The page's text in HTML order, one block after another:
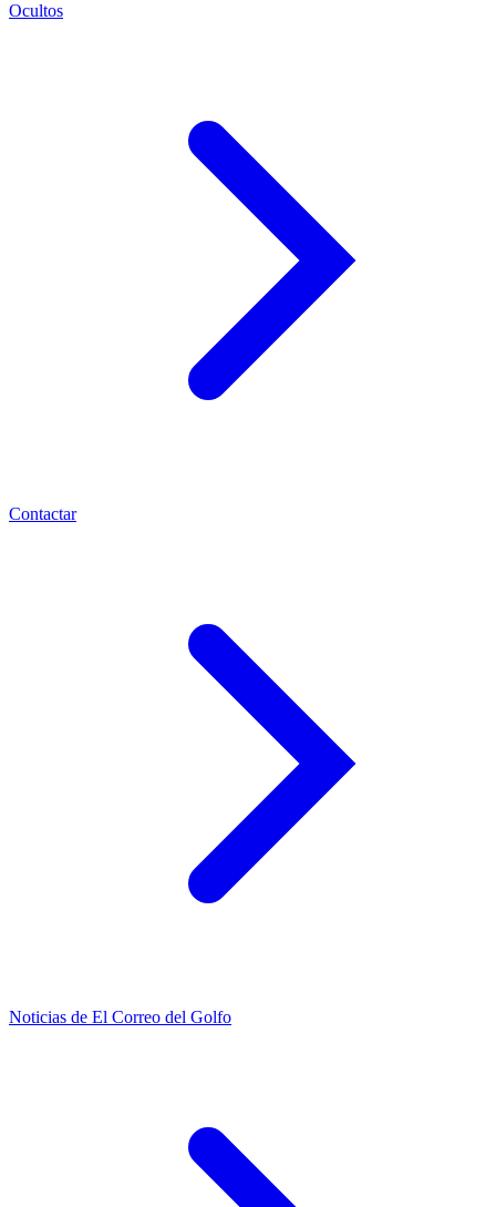
Ocultos
Contactar
Noticias de El Correo del Golfo